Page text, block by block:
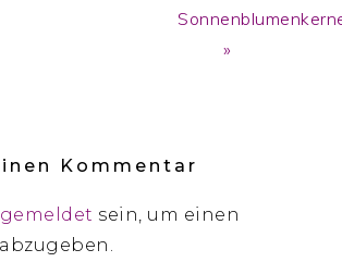
»
Kommentar
sein, um einen